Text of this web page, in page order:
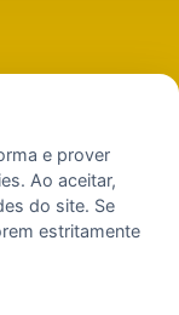
em contato!
e prover
Ao aceitar,
do site. Se
estritamente